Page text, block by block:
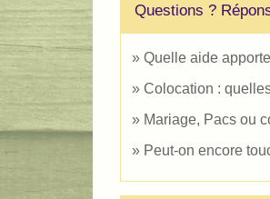
Questions ?
Quelle aide
Colocation :
Mariage, Pacs ou
Peut-on encore